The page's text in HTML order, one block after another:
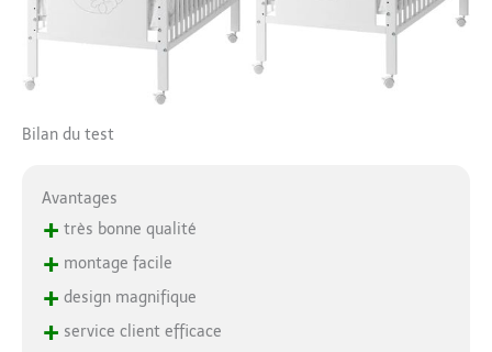
Bilan du test
Avantages
+ très bonne qualité
+ montage facile
+ design magnifique
+ service client efficace